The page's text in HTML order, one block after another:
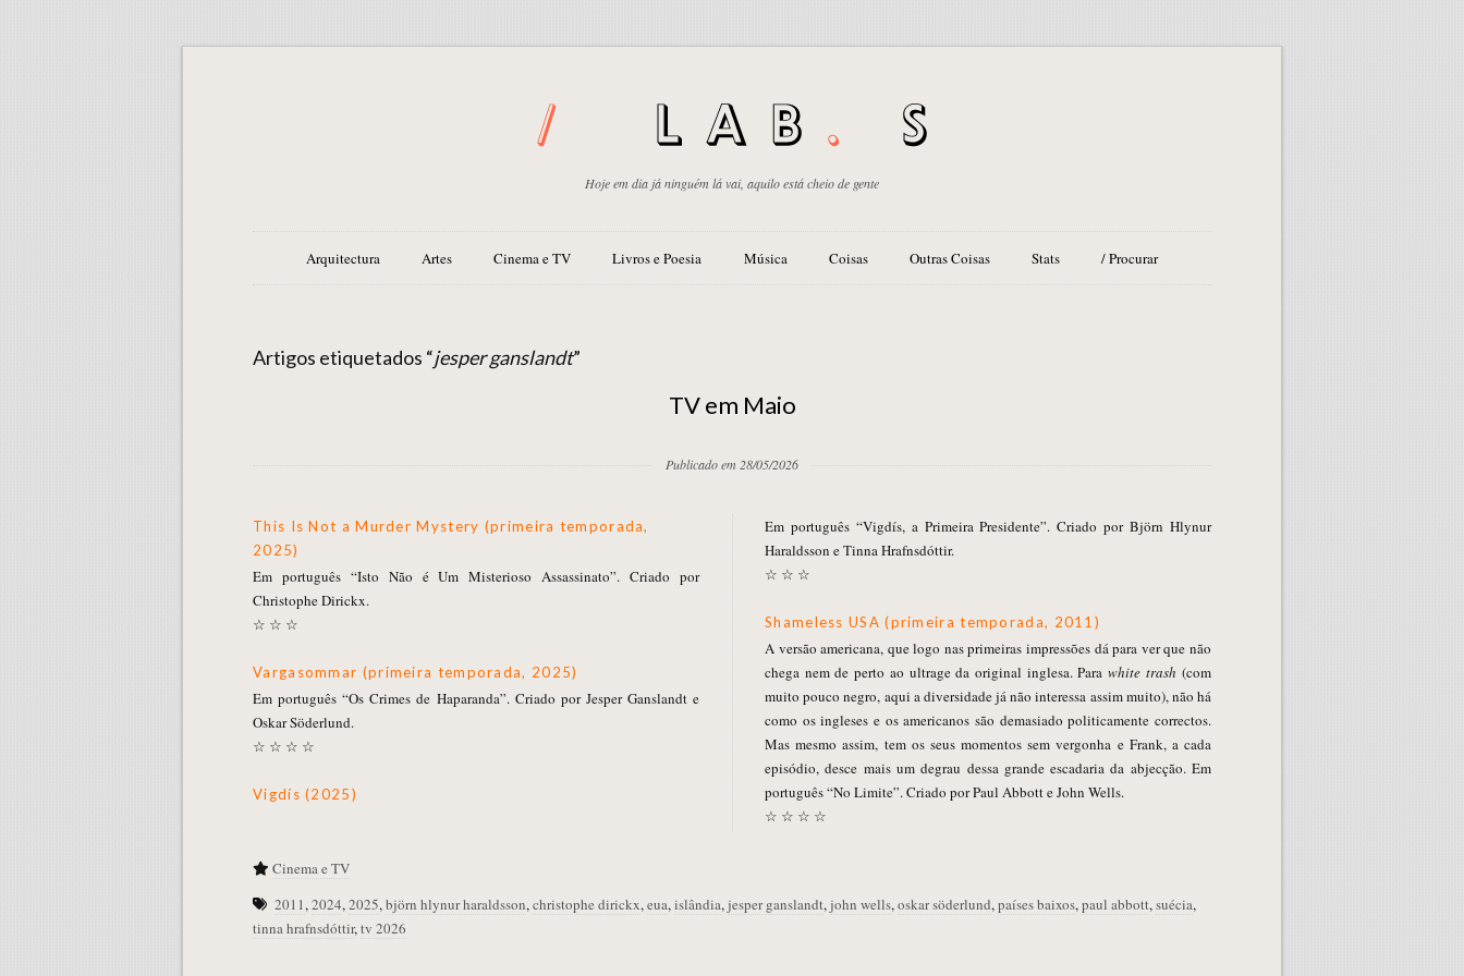
Hoje em dia já ninguém lá vai, aquilo está cheio de gente
Arquitectura Artes Cinema e TV Livros e Poesia Música Coisas Outras Coisas Stats / Procurar
Artigos etiquetados “jesper ganslandt”
TV em Maio
Publicado em 28/05/2026
This Is Not a Murder Mystery (primeira temporada,
2025)
Em português “Isto Não é Um Misterioso Assassinato”. Criado por
Christophe Dirickx.
☆ ☆ ☆
Vargasommar (primeira temporada, 2025)
Em português “Os Crimes de Haparanda”. Criado por Jesper Ganslandt e
Oskar Söderlund.
☆ ☆ ☆ ☆
Vigdís (2025)
Em português “Vigdís, a Primeira Presidente”. Criado por Björn Hlynur
Haraldsson e Tinna Hrafnsdóttir.
☆ ☆ ☆
Shameless USA (primeira temporada, 2011)
A versão americana, que logo nas primeiras impressões dá para ver que não
chega nem de perto ao ultrage da original inglesa. Para white trash (com
muito pouco negro, aqui a diversidade já não interessa assim muito), não há
como os ingleses e os americanos são demasiado politicamente correctos.
Mas mesmo assim, tem os seus momentos sem vergonha e Frank, a cada
episódio, desce mais um degrau dessa grande escadaria da abjecção. Em
português “No Limite”. Criado por Paul Abbott e John Wells.
☆ ☆ ☆ ☆
Cinema e TV
2011,2024,2025,björn hlynur haraldsson,christophe dirickx,eua,islândia,jesper ganslandt,john wells,oskar söderlund,países baixos,paul abbott,suécia,
tinna hrafnsdóttir,tv 2026